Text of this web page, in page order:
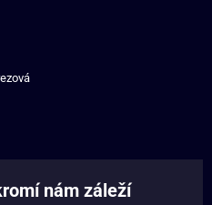
nám záleží